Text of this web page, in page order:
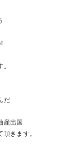
だ
産出国
きます。